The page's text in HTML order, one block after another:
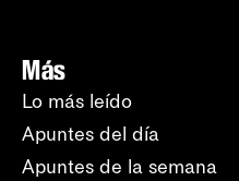
Más
Lo más leído
Apuntes del día
Apuntes de la semana